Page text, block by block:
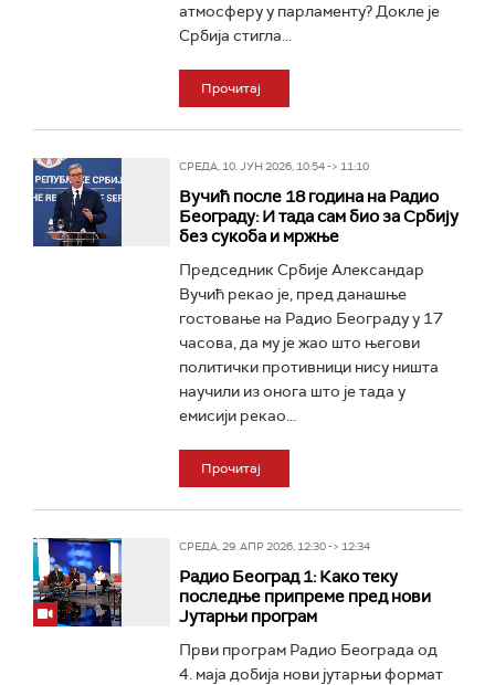
атмосферу у парламенту? Докле је
Србија стигла...
Прочитај
СРЕДА, 10. ЈУН 2026, 10:54 -> 11:10
Вучић после 18 година на Радио
Београду: И тада сам био за Србију
без сукоба и мржње
Председник Србије Александар
Вучић рекао је, пред данашње
гостовање на Радио Београду у 17
часова, да му је жао што његови
политички противници нису ништа
научили из онога што је тада у
емисији рекао...
Прочитај
СРЕДА, 29. АПР 2026, 12:30 -> 12:34
Радио Београд 1: Како теку
последње припреме пред нови
Јутарњи програм
Први програм Радио Београда од
4. маја добија нови јутарњи формат